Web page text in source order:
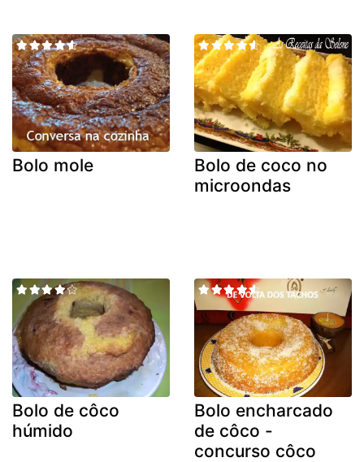
Bolo mole
Bolo de coco no
microondas
Bolo de côco
húmido
Bolo encharcado
de côco -
concurso côco